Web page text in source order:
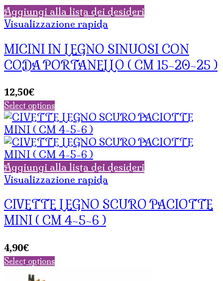
Aggiungi alla lista dei desideri
Visualizzazione rapida
MICINI IN LEGNO SINUOSI CON
CODA PORTANELLO ( CM 15-20-25 )
12,50€
Select options
Aggiungi alla lista dei desideri
Visualizzazione rapida
CIVETTE LEGNO SCURO PACIOTTE
MINI ( CM 4-5-6 )
4,90€
Select options